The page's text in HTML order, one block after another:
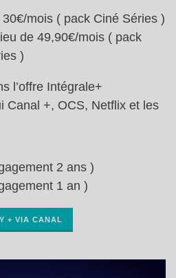
mois ( pack Ciné Séries )
de 49,90€/mois ( pack
)
l’offre Intégrale+
Canal +, OCS, Netflix et les
2 ans )
1 an )
+ VIA CANAL